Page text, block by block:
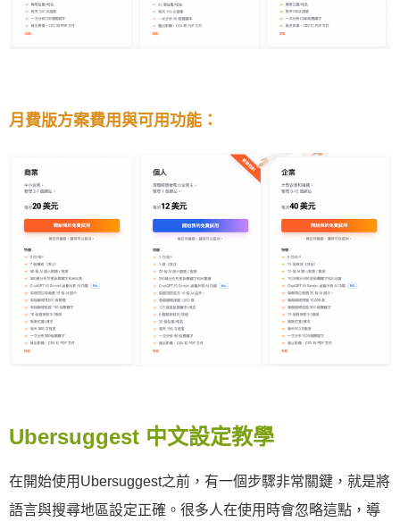
月費版方案費用與可用功能：
Ubersuggest 中文設定教學
在開始使用Ubersuggest之前，有一個步驟非常關鍵，就是將
語言與搜尋地區設定正確。很多人在使用時會忽略這點，導